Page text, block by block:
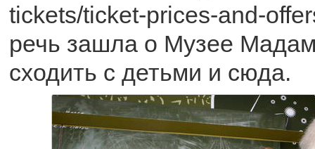
tickets/ticket-prices-and-
речь зашла о Музее
сходить с детьми и сюда.